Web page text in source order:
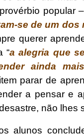
popular
se de um dos
querer
“a alegria que
ainda mais
parar de
a pensar e
não lhes
alunos